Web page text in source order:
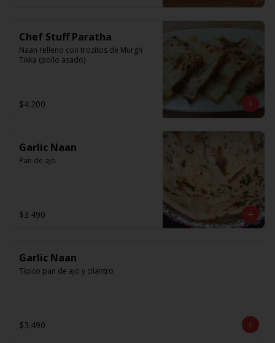
Chef Stuff Paratha
Naan relleno con trozitos de Murgh
Tikka (pollo asado)
$4.200
Garlic Naan
Pan de ajo
$3.490
Garlic Naan
Típico pan de ajo y cilantro
$3.490